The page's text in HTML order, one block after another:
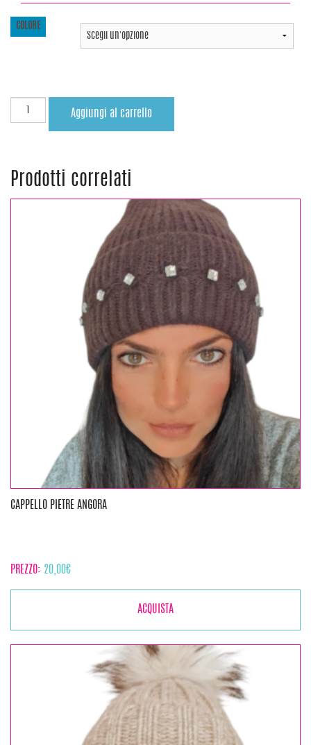
COLORE
Aggiungi al carrello
Prodotti correlati
CAPPELLO PIETRE ANGORA
PREZZO: 20,00€
ACQUISTA